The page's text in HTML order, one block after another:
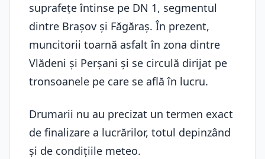
suprafețe întinse pe DN 1, segmentul
dintre Brașov și Făgăraș. În prezent,
muncitorii toarnă asfalt în zona dintre
Vlădeni și Perșani și se circulă dirijat pe
tronsoanele pe care se află în lucru.
Drumarii nu au precizat un termen exact
de finalizare a lucrărilor, totul depinzând
și de condițiile meteo.